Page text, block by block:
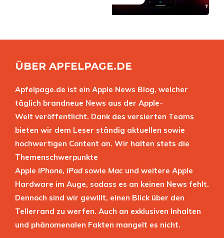
ÜBER APFELPAGE.DE
Apfelpage.de ist ein Apple News Blog, welcher
täglich brandneue News aus der Apple-
Welt veröffentlicht. Dank des versierten Teams
bieten wir dem Leser ständig aktuellen sowie
hochwertigen Content an. Wir halten stets die
Themenschwerpunkte
Apple iPhone, iPad sowie Mac und weitere Apple
Hardware im Auge, sodass es an keinen News fehlt.
Dennoch sind wir gewillt, einen Blick über den
Tellerrand zu werfen. Auch an exklusiven Inhalten
und phänomenalen Fakten mangelt es nicht.